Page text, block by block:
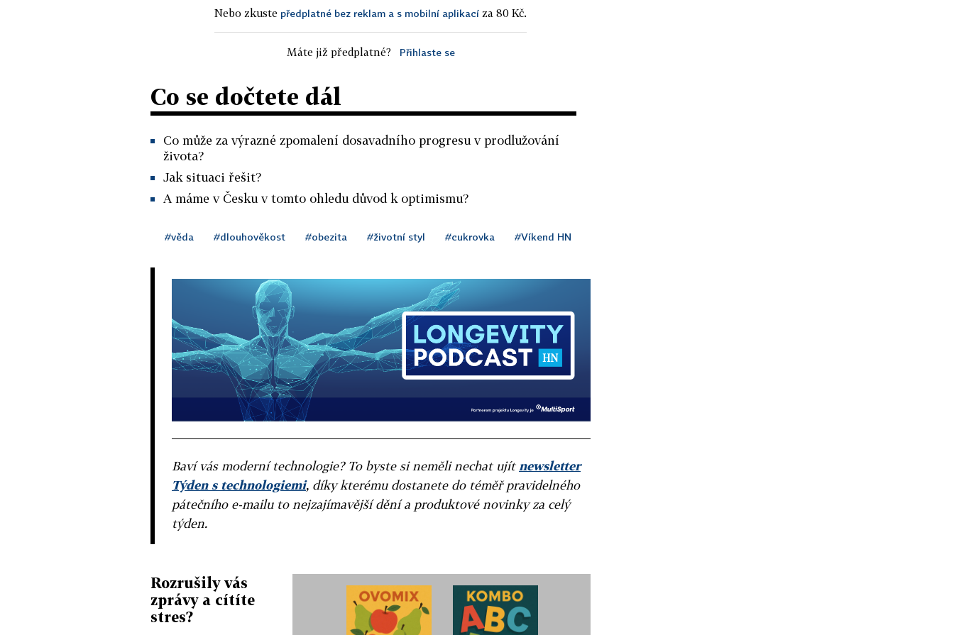
Nebo zkuste předplatné bez reklam a s mobilní aplikací za 80 Kč.
Máte již předplatné? Přihlaste se
Co se dočtete dál
Co může za výrazné zpomalení dosavadního progresu v prodlužování
života?
Jak situaci řešit?
A máme v Česku v tomto ohledu důvod k optimismu?
#věda #dlouhověkost #obezita #životní styl #cukrovka #Víkend HN
Baví vás moderní technologie? To byste si neměli nechat ujítnewsletter
Týden s technologiemi, díky kterému dostanete do téměř pravidelného
pátečního e-mailu to nejzajímavější dění a produktové novinky za celý
týden.
Rozrušily vás
zprávy a cítíte
stres?